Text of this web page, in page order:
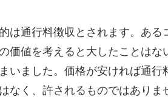
は通行料徴収とされます。あ
価値を考えると大したことは
いました。価格が安ければ通
なく、許されるものではありま